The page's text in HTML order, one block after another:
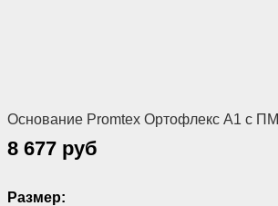
Основание Promtex Ортофлекс А1 с ПМ
8 677 руб
Размер: